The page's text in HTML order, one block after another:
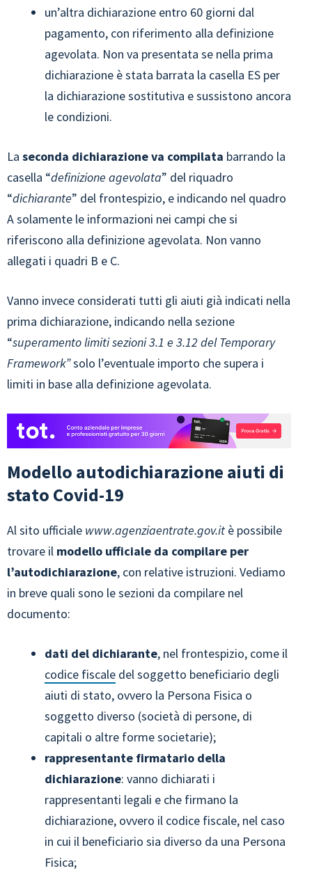
un’altra dichiarazione entro 60 giorni dal
pagamento, con riferimento alla definizione
agevolata. Non va presentata se nella prima
dichiarazione è stata barrata la casella ES per
la dichiarazione sostitutiva e sussistono ancora
le condizioni.
La seconda dichiarazione va compilata barrando la
casella “definizione agevolata” del riquadro
“dichiarante” del frontespizio, e indicando nel quadro
A solamente le informazioni nei campi che si
riferiscono alla definizione agevolata. Non vanno
allegati i quadri B e C.
Vanno invece considerati tutti gli aiuti già indicati nella
prima dichiarazione, indicando nella sezione
“superamento limiti sezioni 3.1 e 3.12 del Temporary
Framework”solo l’eventuale importo che supera i
limiti in base alla definizione agevolata.
Modello autodichiarazione aiuti di
stato Covid-19
Al sito ufficiale www.agenziaentrate.gov.it è possibile
trovare il modello ufficiale da compilare per
l’autodichiarazione, con relative istruzioni. Vediamo
in breve quali sono le sezioni da compilare nel
documento:
dati del dichiarante, nel frontespizio, come il
codice fiscale del soggetto beneficiario degli
aiuti di stato, ovvero la Persona Fisica o
soggetto diverso (società di persone, di
capitali o altre forme societarie);
rappresentante firmatario della
dichiarazione: vanno dichiarati i
rappresentanti legali e che firmano la
dichiarazione, ovvero il codice fiscale, nel caso
in cui il beneficiario sia diverso da una Persona
Fisica;